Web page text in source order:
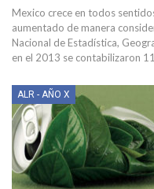
Mexico crece en todos
aumentado de manera
Nacional de Estadística,
en el 2013 se contabilizaron
ALR - AÑO X